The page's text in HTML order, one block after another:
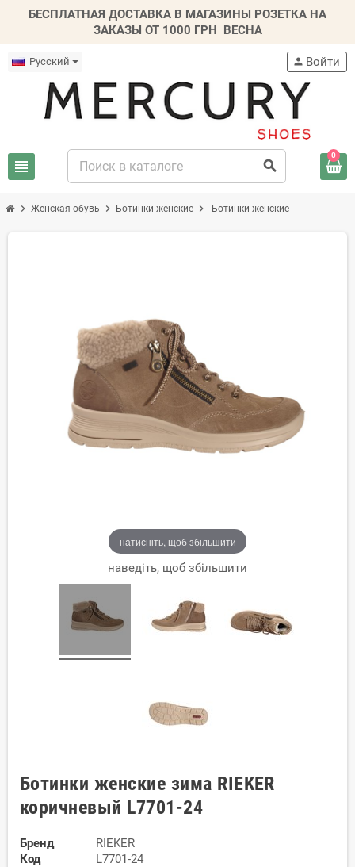
БЕСПЛАТНАЯ ДОСТАВКА В МАГАЗИНЫ РОЗЕТКА НА
ЗАКАЗЫ ОТ 1000 ГРН ВЕСНА
Русский
view_headline search
person Войти
0
chevron_right Женская обувь chevron_right Ботинки женские chevron_right Ботинки женские
натисніть, щоб збільшити
наведіть, щоб збільшити
Ботинки женские зима RIEKER
коричневый L7701-24
Бренд
RIEKER
Код
L7701-24